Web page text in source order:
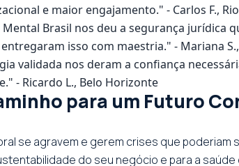
e maior engajamento." - Carlos F.,
Mental Brasil nos deu a segurança
isso com maestria." - Mariana
validada nos deram a confiança
- Ricardo L., Belo Horizonte
para um Futuro
se agravem e gerem crises que poderiam
do seu negócio e para a